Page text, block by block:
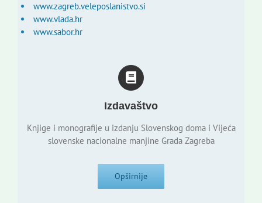
www.zagreb.veleposlanistvo.si
www.vlada.hr
www.sabor.hr
Izdavaštvo
Knjige i monografije u izdanju Slovenskog doma i Vijeća
slovenske nacionalne manjine Grada Zagreba
Opširnije